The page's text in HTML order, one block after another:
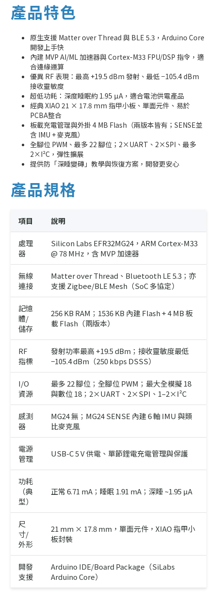
產品特色
原生支援 Matter over Thread 與 BLE 5.3，Arduino Core
開發上手快
內建 MVP AI/ML 加速器與 Cortex-M33 FPU/DSP 指令，適
合邊緣運算
優異 RF 表現：最高 +19.5 dBm 發射、最低 −105.4 dBm
接收靈敏度
超低功耗：深度睡眠約 1.95 µA，適合電池供電產品
經典 XIAO 21 × 17.8 mm 指甲小板、單面元件、易於
PCBA整合
板載充電管理與外掛 4 MB Flash（兩版本皆有；SENSE並
含 IMU + 麥克風）
全腳位 PWM、最多 22 腳位；2×UART、2×SPI、最多
2×I²C，彈性擴展
提供防「深睡變磚」教學與恢復方案，開發更安心
產品規格
項目 說明
處理
器
Silicon Labs EFR32MG24，ARM Cortex-M33
@ 78 MHz，含 MVP 加速器
無線
連接
Matter over Thread、Bluetooth LE 5.3；亦
支援 Zigbee/BLE Mesh（SoC 多協定）
記憶
體/
儲存
256 KB RAM；1536 KB 內建 Flash + 4 MB 板
載 Flash（兩版本）
RF
指標
發射功率最高 +19.5 dBm；接收靈敏度最低
−105.4 dBm（250 kbps DSSS）
I/O
資源
最多 22 腳位；全腳位 PWM；最大全模擬 18
與數位 18；2×UART、2×SPI、1–2×I²C
感測
器
MG24 無；MG24 SENSE 內建 6 軸 IMU 與類
比麥克風
電源
管理
USB-C 5 V 供電、單節鋰電充電管理與保護
功耗
（典
型）
正常 6.71 mA；睡眠 1.91 mA；深睡 ~1.95 µA
尺
寸/
外形
21 mm × 17.8 mm，單面元件，XIAO 指甲小
板封裝
開發
支援
Arduino IDE/Board Package（SiLabs
Arduino Core）